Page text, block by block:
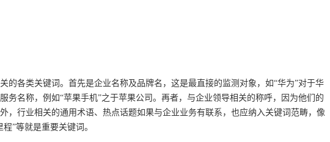
的各类关键词。首先是企业名称及品牌名，这是最直接的监测对象，如“华为”对于华
务名称，例如“苹果手机”之于苹果公司。再者，与企业领导相关的称呼，因为他们的
，行业相关的通用术语、热点话题如果与企业业务有联系，也应纳入关键词范畴，像
”等就是重要关键词。